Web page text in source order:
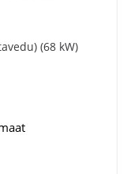
(68 kW)